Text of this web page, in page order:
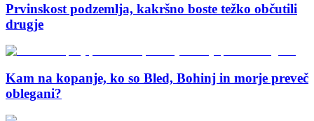
Prvinskost podzemlja, kakršno boste težko občutili
drugje
Kam na kopanje, ko so Bled, Bohinj in morje preveč
oblegani?